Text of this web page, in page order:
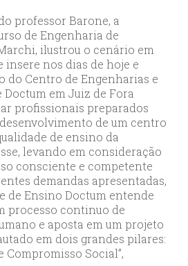
professor Barone, a
de Engenharia de
ilustrou o cenário em
insere nos dias de hoje e
do Centro de Engenharias e
em Juiz de Fora
profissionais preparados
de um centro
de ensino da
levando em consideração
consciente e competente
demandas apresentadas,
de Ensino Doctum entende
processo continuo de
e aposta em um projeto
em dois grandes pilares:
Social”,